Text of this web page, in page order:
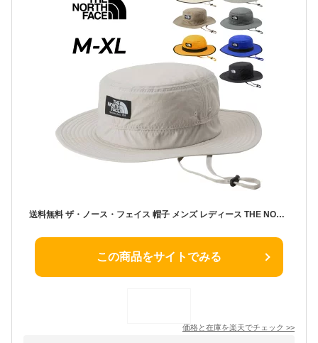
送料無料 ザ・ノース・フェイス 帽子 メンズ レディース THE NORTH FACE ホライズンハット｜ユニセックス ハット帽 あご紐付き ぼうし 通気性 日よけ 日差し対策 UVケア 紫外線カット アウトドア アクセサリー 登山 トレッキング キャンプ フェス ブランド アパレル/NN42531
この商品をサイトでみる
価格と在庫を楽天でチェック >>